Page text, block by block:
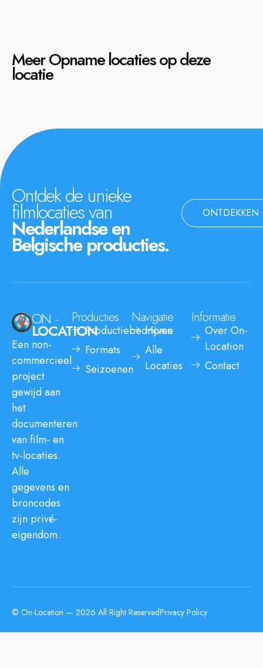
Meer Opname locaties op deze
locatie
Ontdek de unieke
filmlocaties van
Nederlandse en
Belgische producties.
ONTDEKKEN
ON -
LOCATION
Een non-
commercieel
project
gewijd aan
het
documenteren
van film- en
tv-locaties.
Alle
gegevens en
broncodes
zijn privé-
eigendom.
Producties
Productiebedrijven
Formats
Seizoenen
Navigatie
Home
Alle
Locaties
Informatie
Over On-
Location
Contact
© On-Location — 2026 All Right ReservedPrivacy Policy